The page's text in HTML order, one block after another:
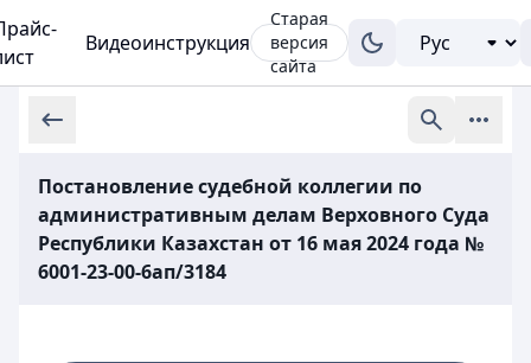
Видеоинструкция
Старая
версия
сайта
Постановление судебной коллегии по
административным делам Верховного Суда
Республики Казахстан от 16 мая 2024 года №
6001-23-00-6ап/3184